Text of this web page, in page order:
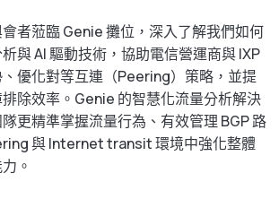
者蒞臨 Genie 攤位，深入了解我們如何
與 AI 驅動技術，協助電信營運商與 IXP
優化對等互連（Peering）策略，並提
除效率。Genie 的智慧化流量分析解決
更精準掌握流量行為、有效管理 BGP 路
與 Internet transit 環境中強化整體
。